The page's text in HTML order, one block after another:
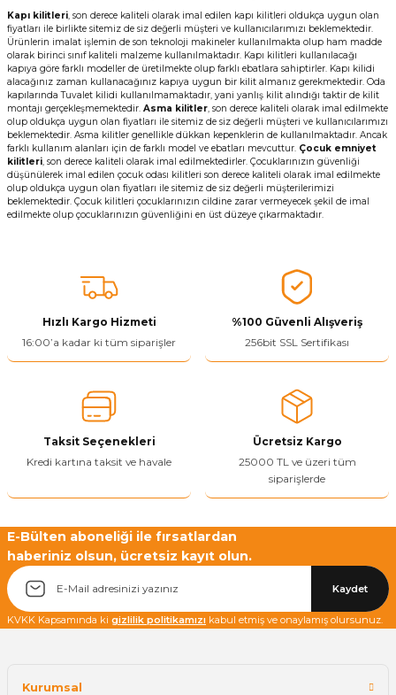
Kapı kilitleri, son derece kaliteli olarak imal edilen kapı kilitleri oldukça uygun olan
fiyatları ile birlikte sitemiz de siz değerli müşteri ve kullanıcılarımızı beklemektedir.
Ürünlerin imalat işlemin de son teknoloji makineler kullanılmakta olup ham madde
olarak birinci sınıf kaliteli malzeme kullanılmaktadır. Kapı kilitleri kullanılacağı
kapıya göre farklı modeller de üretilmekte olup farklı ebatlara sahiptirler. Kapı kilidi
alacağınız zaman kullanacağınız kapıya uygun bir kilit almanız gerekmektedir. Oda
kapılarında Tuvalet kilidi kullanılmamaktadır, yani yanlış kilit alındığı taktir de kilit
montajı gerçekleşmemektedir. Asma kilitler, son derece kaliteli olarak imal edilmekte
olup oldukça uygun olan fiyatları ile sitemiz de siz değerli müşteri ve kullanıcılarımızı
beklemektedir. Asma kilitler genellikle dükkan kepenklerin de kullanılmaktadır. Ancak
farklı kullanım alanları için de farklı model ve ebatları mevcuttur. Çocuk emniyet
kilitleri, son derece kaliteli olarak imal edilmektedirler. Çocuklarınızın güvenliği
düşünülerek imal edilen çocuk odası kilitleri son derece kaliteli olarak imal edilmekte
olup oldukça uygun olan fiyatları ile sitemiz de siz değerli müşterilerimizi
beklemektedir. Çocuk kilitleri çocuklarınızın cildine zarar vermeyecek şekil de imal
edilmekte olup çocuklarınızın güvenliğini en üst düzeye çıkarmaktadır.
Hızlı Kargo Hizmeti
16:00’a kadar ki tüm siparişler
%100 Güvenli Alışveriş
256bit SSL Sertifikası
Taksit Seçenekleri
Kredi kartına taksit ve havale
Ücretsiz Kargo
25000 TL ve üzeri tüm
siparişlerde
E-Bülten aboneliği ile fırsatlardan
haberiniz olsun, ücretsiz kayıt olun.
Kaydet
KVKK Kapsamında ki gizlilik politikamızı kabul etmiş ve onaylamış olursunuz.
Kurumsal